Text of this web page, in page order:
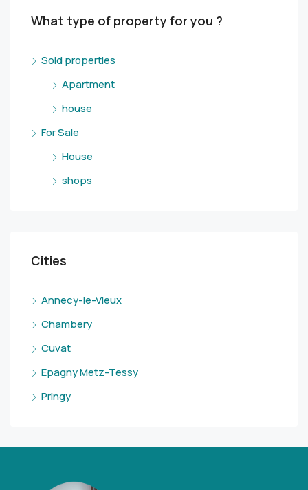
What type of property for you ?
Sold properties
Apartment
house
For Sale
House
shops
Cities
Annecy-le-Vieux
Chambery
Cuvat
Epagny Metz-Tessy
Pringy